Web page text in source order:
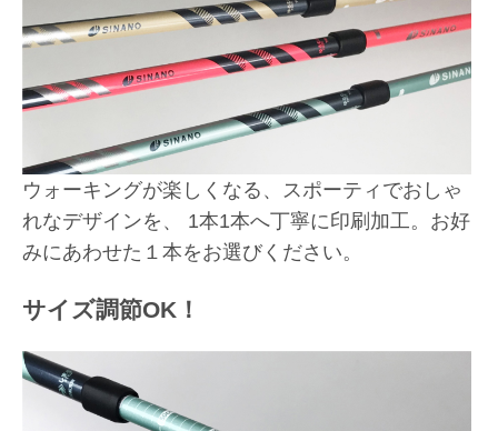
ウォーキングが楽しくなる、スポーティでおしゃ
れなデザインを、 1本1本へ丁寧に印刷加工。お好
みにあわせた１本をお選びください。
サイズ調節OK！